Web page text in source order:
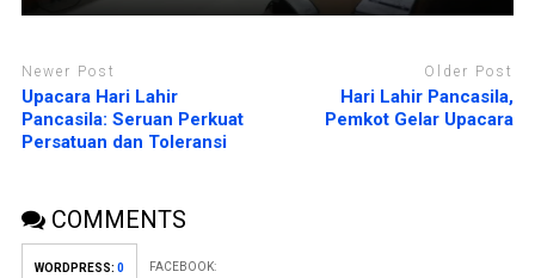
Newer Post
Upacara Hari Lahir
Pancasila: Seruan Perkuat
Persatuan dan Toleransi
Older Post
Hari Lahir Pancasila,
Pemkot Gelar Upacara
COMMENTS
WORDPRESS: 0 FACEBOOK: